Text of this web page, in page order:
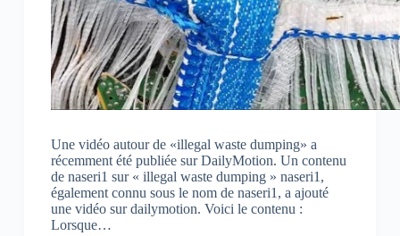
Une vidéo autour de «illegal waste dumping» a
récemment été publiée sur DailyMotion. Un contenu
de naseri1 sur « illegal waste dumping » naseri1,
également connu sous le nom de naseri1, a ajouté
une vidéo sur dailymotion. Voici le contenu :
Lorsque…